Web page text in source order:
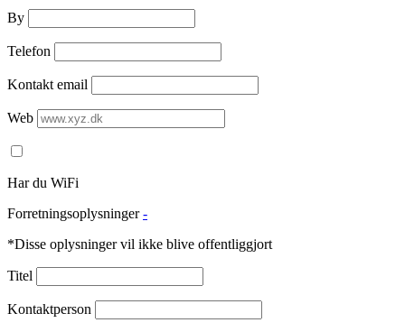
By
Telefon
Kontakt email
Web
Har du WiFi
Forretningsoplysninger -
*Disse oplysninger vil ikke blive offentliggjort
Titel
Kontaktperson